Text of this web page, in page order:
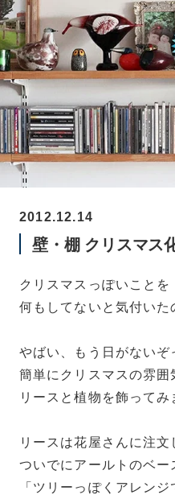
2012.12.14
壁・棚 クリスマス
クリスマスっぽいことを
何もしてないと気付いた
やばい、もう日がないぞ
簡単にクリスマスの雰囲
リースと植物を飾ってみ
リースは花屋さんに注文
ついでにアールトのベー
「ツリーっぽくアレンジ